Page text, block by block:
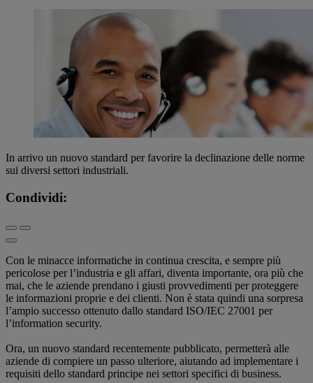
In arrivo un nuovo standard per favorire la declinazione delle norme
sui diversi settori industriali.
Condividi:
Con le minacce informatiche in continua crescita, e sempre più
pericolose per l’industria e gli affari, diventa importante, ora più che
mai, che le aziende prendano i giusti provvedimenti per proteggere
le informazioni proprie e dei clienti. Non è stata quindi una sorpresa
l’ampio successo ottenuto dallo standard ISO/IEC 27001 per
l’information security.
Ora, un nuovo standard recentemente pubblicato, permetterà alle
aziende di compiere un passo ulteriore, aiutando ad implementare i
requisiti dello standard principe nei settori specifici di business.